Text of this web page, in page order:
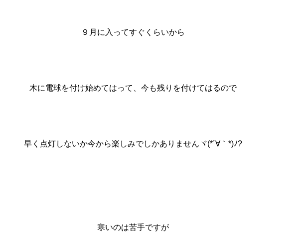
９月に入ってすぐくらいから
木に電球を付け始めてはって、今も残りを付けてはるので
早く点灯しないか今から楽しみでしかありませんヾ(*´∀｀*)ﾉ?
寒いのは苦手ですが